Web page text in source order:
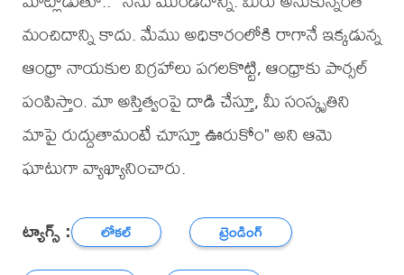
మంచిదాన్ని కాదు. మేము అధికారంలోకి రాగానే ఇక్కడున్న
ఆంధ్రా నాయకుల విగ్రహాలు పగలకొట్టి, ఆంధ్రాకు పార్సల్
పంపిస్తాం. మా అస్తిత్వంపై దాడి చేస్తూ, మీ సంస్కృతిని
మాపై రుద్దుతామంటే చూస్తూ ఊరుకోం" అని ఆమె
ఘాటుగా వ్యాఖ్యానించారు.
ట్యాగ్స్ : లోకల్
ట్రెండింగ్